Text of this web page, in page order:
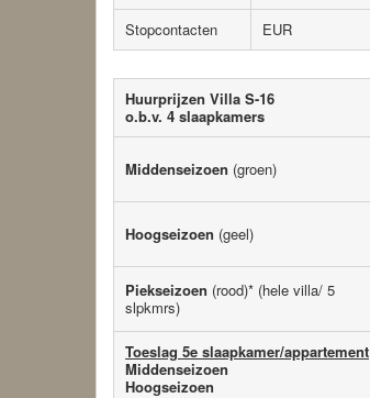
Stopcontacten EUR
Huurprijzen Villa S-16
o.b.v. 4 slaapkamers
Middenseizoen (groen)
Hoogseizoen (geel)
Piekseizoen (rood)* (hele villa/ 5
slpkmrs)
Toeslag 5e slaapkamer/appartement
Middenseizoen
Hoogseizoen